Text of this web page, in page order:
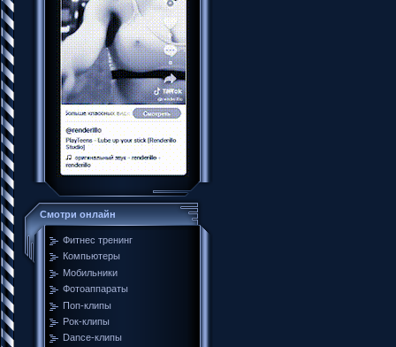
Смотри онлайн
Фитнес тренинг
Компьютеры
Мобильники
Фотоаппараты
Поп-клипы
Рок-клипы
Dance-клипы